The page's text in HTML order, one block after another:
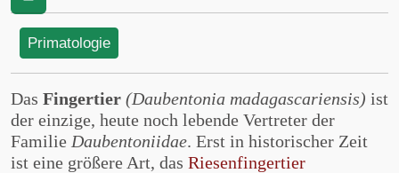
Primatologie
Das Fingertier (Daubentonia madagascariensis) ist
der einzige, heute noch lebende Vertreter der
Familie Daubentoniidae. Erst in historischer Zeit
ist eine größere Art, das Riesenfingertier